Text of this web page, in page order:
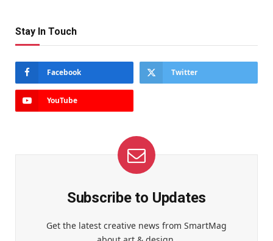
Stay In Touch
Facebook Twitter
YouTube
Subscribe to Updates
Get the latest creative news from SmartMag